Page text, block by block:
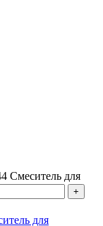
Смеситель для